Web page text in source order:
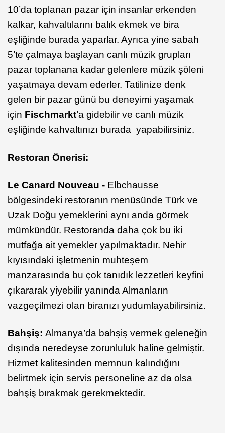
10’da toplanan pazar için insanlar erkenden
kalkar, kahvaltılarını balık ekmek ve bira
eşliğinde burada yaparlar. Ayrıca yine sabah
5’te çalmaya başlayan canlı müzik grupları
pazar toplanana kadar gelenlere müzik şöleni
yaşatmaya devam ederler. Tatilinize denk
gelen bir pazar günü bu deneyimi yaşamak
için Fischmarkt’a gidebilir ve canlı müzik
eşliğinde kahvaltınızı burada yapabilirsiniz.
Restoran Önerisi:
Le Canard Nouveau - Elbchausse
bölgesindeki restoranın menüsünde Türk ve
Uzak Doğu yemeklerini aynı anda görmek
mümkündür. Restoranda daha çok bu iki
mutfağa ait yemekler yapılmaktadır. Nehir
kıyısındaki işletmenin muhteşem
manzarasında bu çok tanıdık lezzetleri keyfini
çıkararak yiyebilir yanında Almanların
vazgeçilmezi olan biranızı yudumlayabilirsiniz.
Bahşiş: Almanya’da bahşiş vermek geleneğin
dışında neredeyse zorunluluk haline gelmiştir.
Hizmet kalitesinden memnun kalındığını
belirtmek için servis personeline az da olsa
bahşiş bırakmak gerekmektedir.